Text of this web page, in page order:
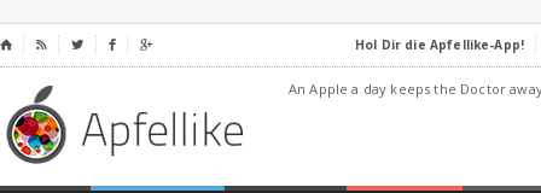
⌂     Hol Dir die Apfellike-App!
An Apple a day keeps the Doctor